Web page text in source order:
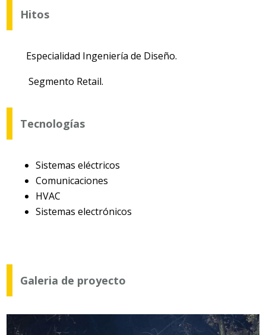
Hitos
Especialidad Ingeniería de Diseño.
Segmento Retail.
Tecnologías
Sistemas eléctricos
Comunicaciones
HVAC
Sistemas electrónicos
Galeria de proyecto